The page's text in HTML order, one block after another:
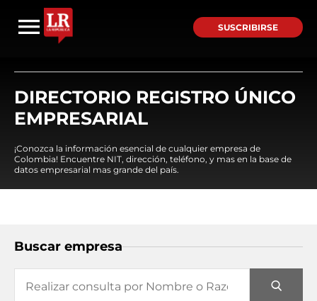
SUSCRIBIRSE
DIRECTORIO REGISTRO ÚNICO
EMPRESARIAL
¡Conozca la información esencial de cualquier empresa de
Colombia! Encuentre NIT, dirección, teléfono, y mas en la base de
datos empresarial mas grande del país.
Buscar empresa